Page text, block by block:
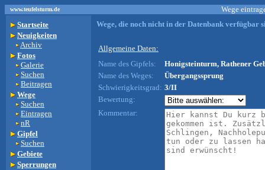
www.teufelsturm.de
Wege
Startseite
Neuigkeiten
Archiv
Fotos
Galerie
Suchen
Beitragen
Wege
Suchen
Eintragen
nR
Gipfel
Suchen
Gebiete
Sperrungen
Wege, die noch nicht in der Datenbank verfügbar
Allgemeine Daten:
Name des Gipfels:
Honigsteinturm, Rathener
Name des Weges:
Übergangssprung
Schwierigkeitsgrad: 3/II
Bewertung:
Kommentar: